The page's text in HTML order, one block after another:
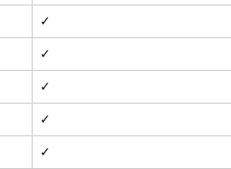
✓
✓
✓
✓
✓